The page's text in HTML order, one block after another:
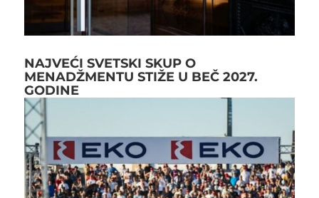
NAJVEĆI SVETSKI SKUP O
MENADŽMENTU STIŽE U BEČ 2027.
GODINE